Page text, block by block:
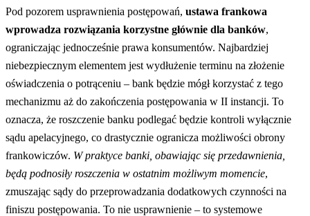
Pod pozorem usprawnienia postępowań, ustawa frankowa
wprowadza rozwiązania korzystne głównie dla banków,
ograniczając jednocześnie prawa konsumentów. Najbardziej
niebezpiecznym elementem jest wydłużenie terminu na złożenie
oświadczenia o potrąceniu – bank będzie mógł korzystać z tego
mechanizmu aż do zakończenia postępowania w II instancji. To
oznacza, że roszczenie banku podlegać będzie kontroli wyłącznie
sądu apelacyjnego, co drastycznie ogranicza możliwości obrony
frankowiczów. W praktyce banki, obawiając się przedawnienia,
będą podnosiły roszczenia w ostatnim możliwym momencie,
zmuszając sądy do przeprowadzania dodatkowych czynności na
finiszu postępowania. To nie usprawnienie – to systemowe